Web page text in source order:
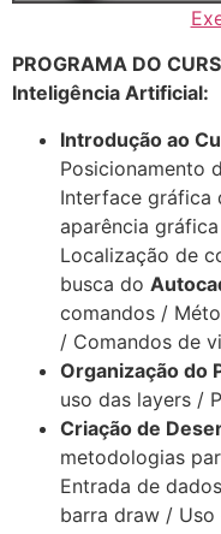
PROGRAMA DO
Inteligência Artificial:
Introdução ao
Posicionamento
Interface gráfica
aparência
Localização de
busca do
comandos /
/ Comandos de
Organização do
uso das layers /
Criação de
metodologias
Entrada de
barra draw /